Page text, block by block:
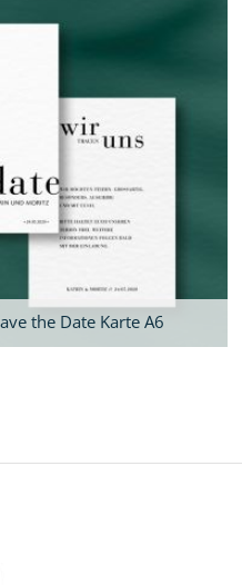
the Date Karte A6